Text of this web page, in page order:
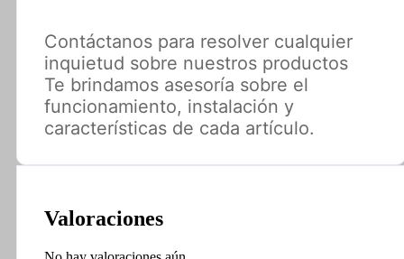
Contáctanos para resolver cualquier
inquietud sobre nuestros productos
Te brindamos asesoría sobre el
funcionamiento, instalación y
características de cada artículo.
Valoraciones